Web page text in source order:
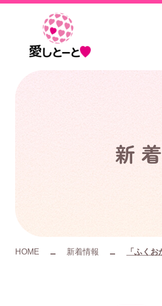
と
新
HOME 新着情報 「ふく